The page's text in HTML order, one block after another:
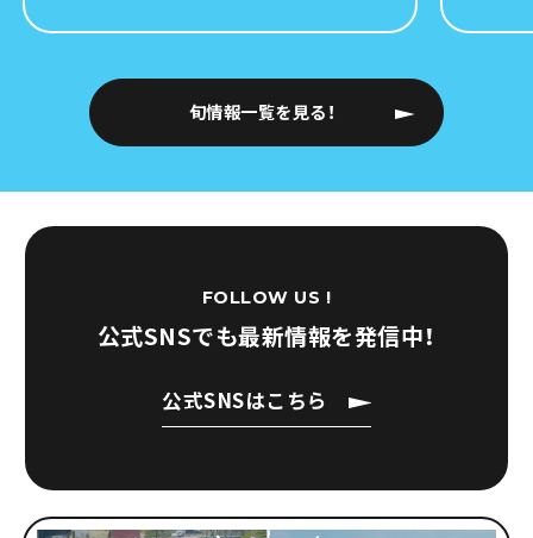
旬情報一覧を見る！
FOLLOW US !
公式SNSでも最新情報を発信中！
公式SNSはこちら